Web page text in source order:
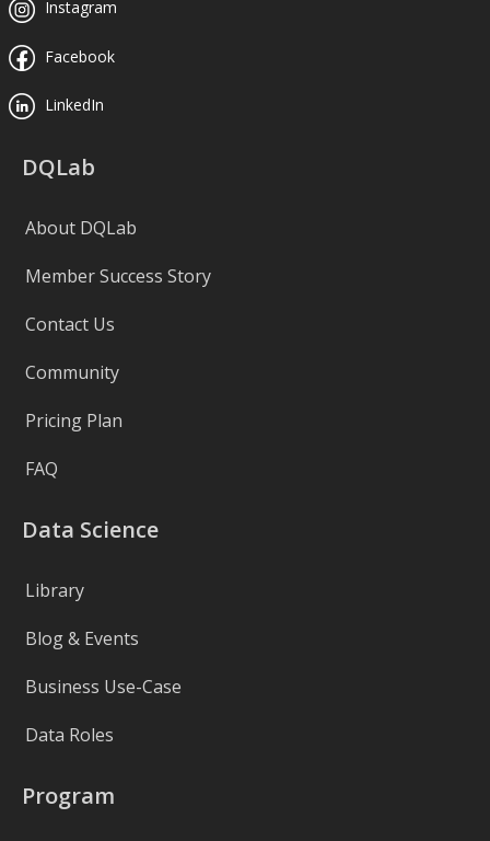
Instagram
Facebook
LinkedIn
DQLab
About DQLab
Member Success Story
Contact Us
Community
Pricing Plan
FAQ
Data Science
Library
Blog & Events
Business Use-Case
Data Roles
Program